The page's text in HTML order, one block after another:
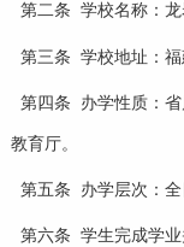
第二条 学校名称：龙
第三条 学校地址：福
第四条 办学性质：
教育厅。
第五条 办学层次：全
第六条 学生完成学